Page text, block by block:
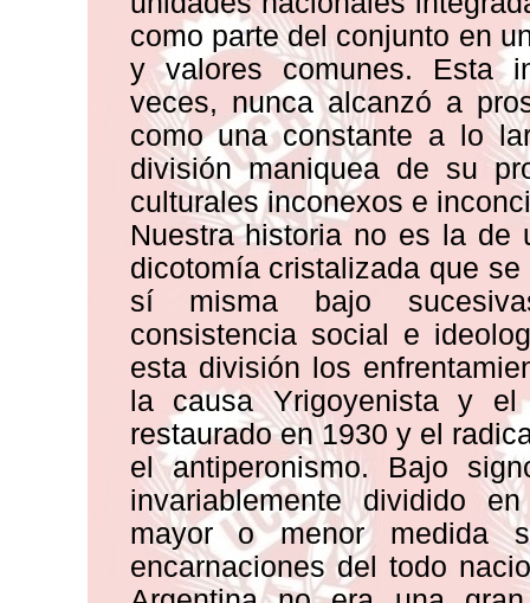
como parte del conjunto en
y valores comunes. Esta
veces, nunca alcanzó a
como una constante a lo
división maniquea de su
culturales inconexos e
Nuestra historia no es la de
dicotomía cristalizada que
sí misma bajo
consistencia social e
esta división los
la causa Yrigoyenista y el
restaurado en 1930 y el
el antiperonismo. Bajo
invariablemente dividido
mayor o menor medida
encarnaciones del todo